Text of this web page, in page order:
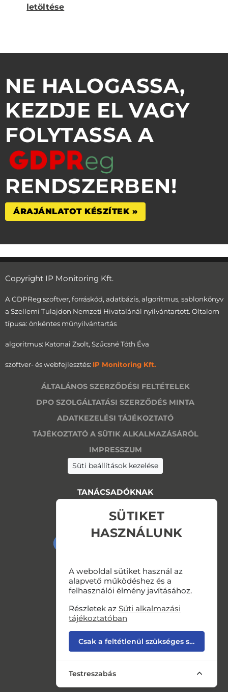
letöltése
NE HALOGASSA,
KEZDJE EL VAGY
FOLYTASSA A
RENDSZERBEN!
ÁRAJÁNLATOT KÉSZÍTEK »
Copyright IP Monitoring Kft.
A GDPReg szoftver, forráskód, adatbázis, algoritmus, sablonkönyv
a Szellemi Tulajdon Nemzeti Hivatalánál nyilvántartott. Oltalom
típusa: önkéntes műnyilvántartás
algoritmus: Katonai Zsolt, Szűcsné Tóth Éva
szoftver- és webfejlesztés: IP Monitoring Kft.
ÁLTALÁNOS SZERZŐDÉSI FELTÉTELEK
DPO SZOLGÁLTATÁSI SZERZŐDÉS MINTA
ADATKEZELÉSI TÁJÉKOZTATÓ
TÁJÉKOZTATÓ A SÜTIK ALKALMAZÁSÁRÓL
IMPRESSZUM
Süti beállítások kezelése
TANÁCSADÓKNAK
BELÉPÉS »
IP Monitoring - GDPReg
SÜTIKET
HASZNÁLUNK
A weboldal sütiket használ az
alapvető működéshez és a
felhasználói élmény javításához.
Részletek azSüti alkalmazási
tájékoztatóban
Csak a feltétlenül szükséges sütik
Testreszabás